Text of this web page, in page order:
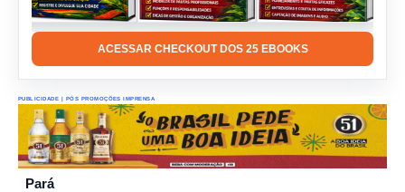
ACESSAR CHECKOUT DOS 25 EBOOKS
PUBLICIDADE | PÓS PROMOÇÕES IMPRENSA
Pará